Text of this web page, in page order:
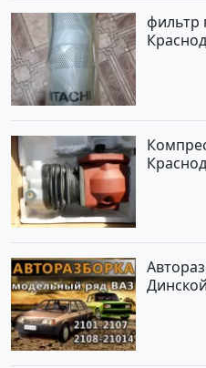
фильтр
Динской